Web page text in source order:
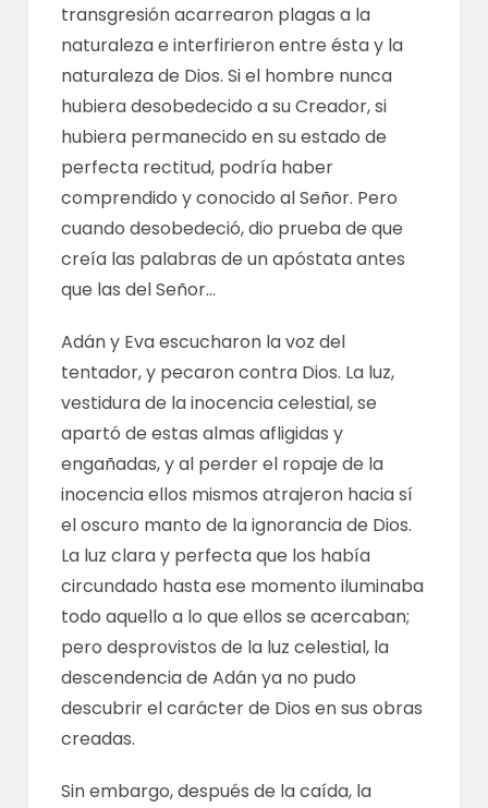
transgresión acarrearon plagas a la
naturaleza e interfirieron entre ésta y la
naturaleza de Dios. Si el hombre nunca
hubiera desobedecido a su Creador, si
hubiera permanecido en su estado de
perfecta rectitud, podría haber
comprendido y conocido al Señor. Pero
cuando desobedeció, dio prueba de que
creía las palabras de un apóstata antes
que las del Señor…
Adán y Eva escucharon la voz del
tentador, y pecaron contra Dios. La luz,
vestidura de la inocencia celestial, se
apartó de estas almas afligidas y
engañadas, y al perder el ropaje de la
inocencia ellos mismos atrajeron hacia sí
el oscuro manto de la ignorancia de Dios.
La luz clara y perfecta que los había
circundado hasta ese momento iluminaba
todo aquello a lo que ellos se acercaban;
pero desprovistos de la luz celestial, la
descendencia de Adán ya no pudo
descubrir el carácter de Dios en sus obras
creadas.
Sin embargo, después de la caída, la